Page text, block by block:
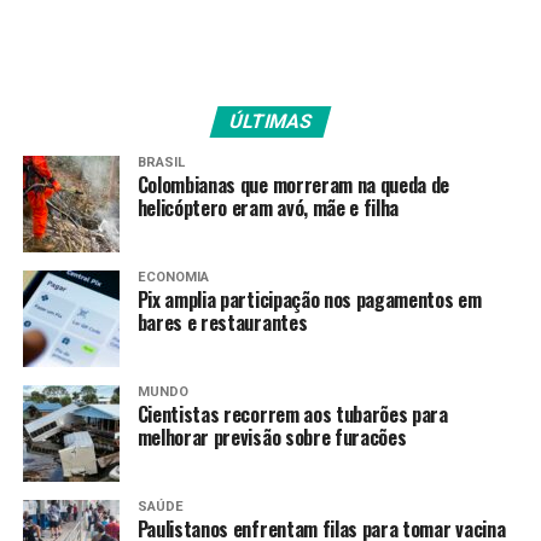
destacou Caiado. “Você só
gera PIB se tiver
trabalhadores
qualificados”, acrescentou,
sobre o impacto positivo na
economia.
Gracinha também reforçou a necessidade de garantir a
perspectiva de empregabilidade dos jovens goianos que
não ingressam no Ensino Superior.
“Nós não temos como
ÚLTIMAS
BRASIL
Colombianas que morreram na queda de
helicóptero eram avó, mãe e filha
ECONOMIA
Pix amplia participação nos pagamentos em
bares e restaurantes
MUNDO
Cientistas recorrem aos tubarões para
melhorar previsão sobre furacões
SAÚDE
Paulistanos enfrentam filas para tomar vacina